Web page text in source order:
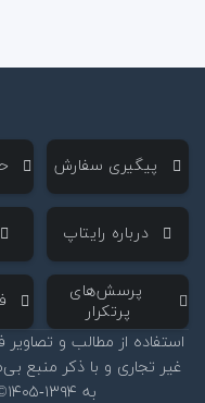
‌ پیگیری سفارش
‌ درباره رایتاپ
‌ پرسش‌های
پرتکرار
استفاده از مطالب و تصاویر
غیر تجاری و با ذکر منبع
به ۱۳۹۴-۱۴۰۵©